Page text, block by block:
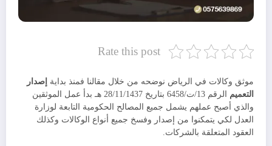
Rate this post
موثق وكالات في الرياض نوضحه من خلال مقالنا فمنذ بداية إصدار
التعميم
الرقم 13/ت/6458 بتاريخ 28/11/1437 هـ بدأ عمل الموثقين
والذي أصبح عملهم يشمل جميع المصالح الحكومية التابعة لوزارة
العدل لكي يتمكنوا من إصدار وفسخ جميع أنواع الوكالات وكذلك
العقود المتعلقة بالشركات.